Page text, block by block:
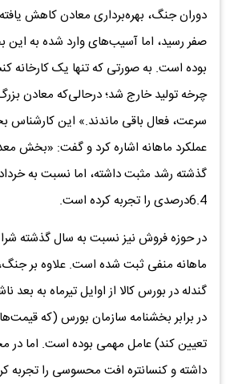
دوران جنگ، بهره‌برداری معادن کاهش یافته
صفر رسید، اما آسیب‌های وارد شده به
بوده است. به صورتی که تنها یک کارخانه
چرخه تولید خارج شد؛ درحالی‌که معادن
سرعت، فعال باقی ماندند.» این
عملکرد ماهانه اشاره کرد و گفت: «بخش
گذشته رشد مثبت داشته، اما نسبت به
6.4درصدی را تجربه کرده است.
در حوزه فروش نیز نسبت به سال گذشته
ماهانه منفی ثبت شده است. علاوه بر
گندله در بورس کالا از اوایل تیرماه به
در برابر بخشنامه سازمان بورس (که
تعیین کند) عامل مهمی بوده است. اما در
داشته و کنسانتره افت محسوسی را